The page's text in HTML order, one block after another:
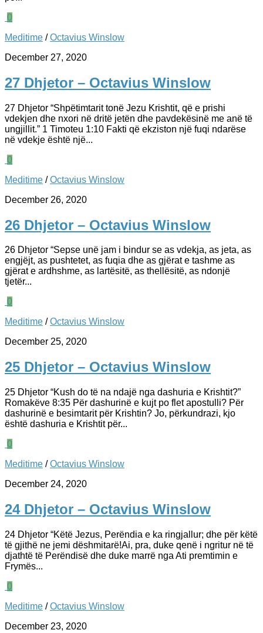
0
Meditime /Octavius Winslow
December 27, 2020
27 Dhjetor – Octavius Winslow
27 Dhjetor “Shpëtimtarit tonë Jezu Krishtit, që e prishi
vdekjen dhe nxori në dritë jetën dhe pavdekësinë me anë të
ungjillit.” 1 Timoteu 1:10 Fakti që ekziston një fuqi ndarëse
në vdekje është një...
0
Meditime /Octavius Winslow
December 26, 2020
26 Dhjetor – Octavius Winslow
26 Dhjetor “Sepse unë jam i bindur se as vdekja, as jeta, as
engjëjt, as pushtetet, as fuqia dhe as gjërat e tashme as
gjërat e ardhshme, as lartësitë, as thellësitë, as ndonjë
tjetër...
0
Meditime /Octavius Winslow
December 25, 2020
25 Dhjetor – Octavius Winslow
25 Dhjetor “Kush do të na ndajë nga dashuria e Krishtit?”
Romakëve 8:35 Për dashurinë e kujt po flet apostulli? Për
dashurinë e besimtarit për Krishtin? Jo, përkundrazi, kjo
është dashuria e Krishtit për...
0
Meditime /Octavius Winslow
December 24, 2020
24 Dhjetor – Octavius Winslow
24 Dhjetor “Këtë Jezus, Perëndia e ka ringjallur; dhe për këtë
të gjithë ne jemi dëshmitarë!Ai, pra, duke qenë i ngritur në të
djathtë të Perëndisë dhe duke marrë nga Ati premtimin e
Frymës...
0
Meditime /Octavius Winslow
December 23, 2020